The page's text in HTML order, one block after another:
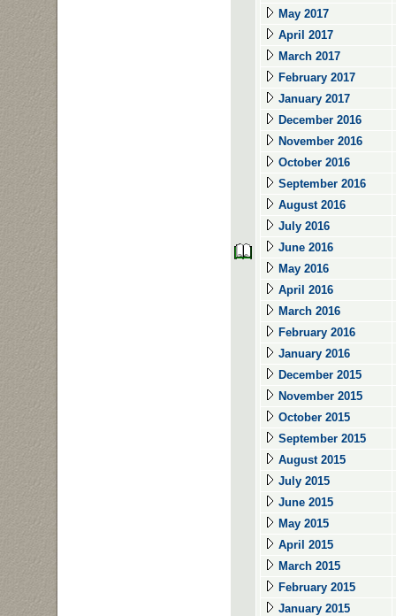
May 2017
April 2017
March 2017
February 2017
January 2017
December 2016
November 2016
October 2016
September 2016
August 2016
July 2016
June 2016
May 2016
April 2016
March 2016
February 2016
January 2016
December 2015
November 2015
October 2015
September 2015
August 2015
July 2015
June 2015
May 2015
April 2015
March 2015
February 2015
January 2015